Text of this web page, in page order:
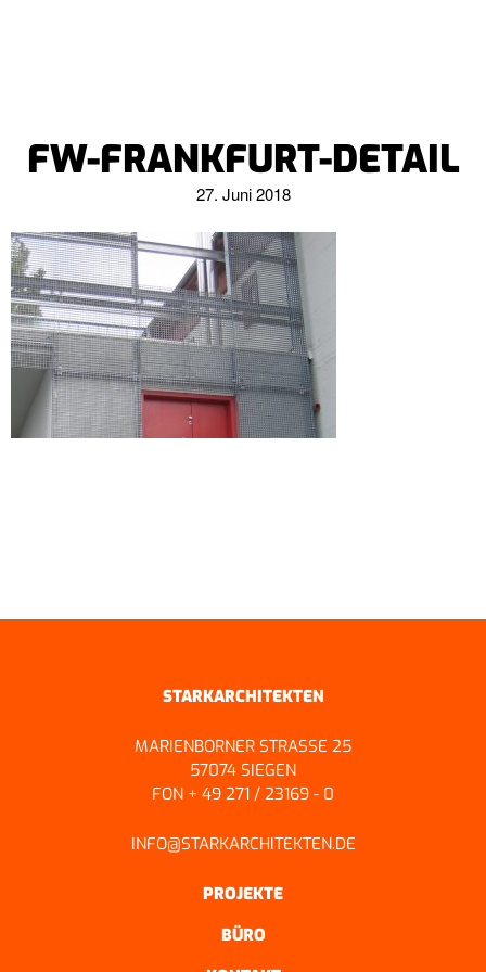
FW-FRANKFURT-DETAIL
27. Juni 2018
STARKARCHITEKTEN
MARIENBORNER STRASSE 25
57074 SIEGEN
FON + 49 271 / 23169 - 0
INFO@STARKARCHITEKTEN.DE
PROJEKTE
BÜRO